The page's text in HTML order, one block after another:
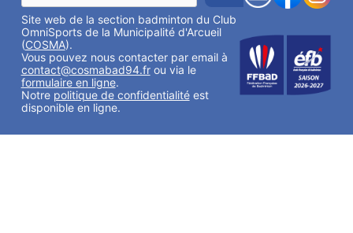
c
h
e
r
c
h
e
r
Site web de la section badminton du Club
OmniSports de la Municipalité d'Arcueil
(COSMA).
Vous pouvez nous contacter par email à
contact@cosmabad94.frou via le
formulaire en ligne.
Notre politique de confidentialitéest
disponible en ligne.